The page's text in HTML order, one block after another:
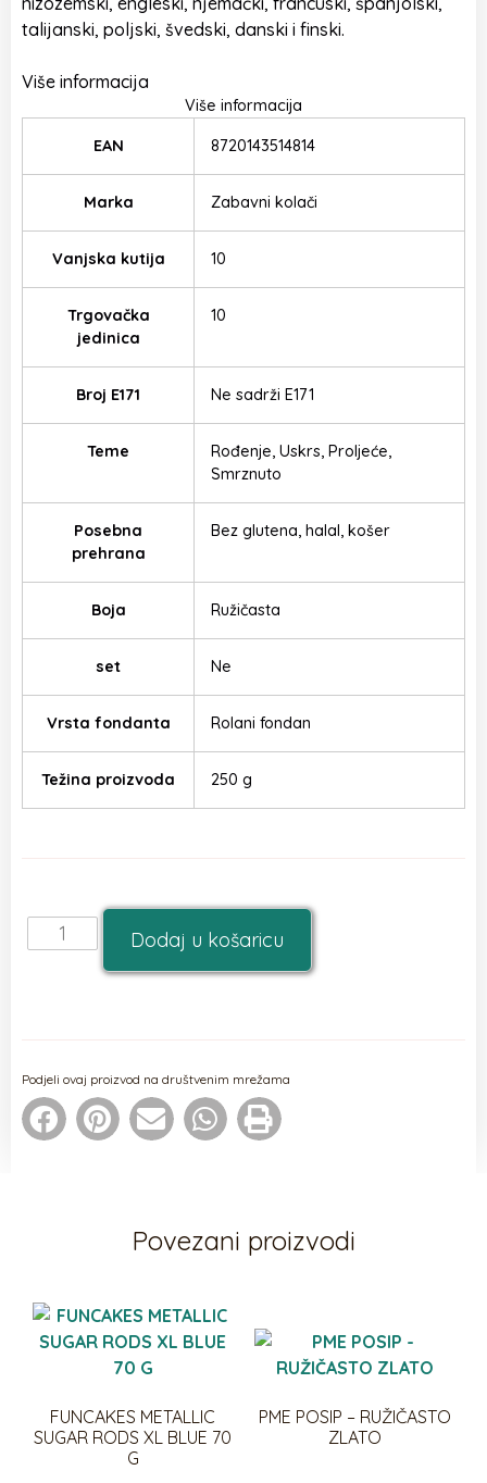
talijanski, poljski, švedski, danski i finski.
Više informacija
Više informacija
EAN 8720143514814
Marka Zabavni kolači
Vanjska kutija 10
Trgovačka
jedinica
10
Broj E171 Ne sadrži E171
Teme
Rođenje, Uskrs, Proljeće,
Smrznuto
Posebna
prehrana
Bez glutena, halal, košer
Boja Ružičasta
set Ne
Vrsta fondanta Rolani fondan
Težina proizvoda 250 g
Dodaj u košaricu
Podjeli ovaj proizvod na društvenim mrežama
Povezani proizvodi
FUNCAKES METALLIC
SUGAR RODS XL BLUE 70
G
PME POSIP – RUŽIČASTO
ZLATO